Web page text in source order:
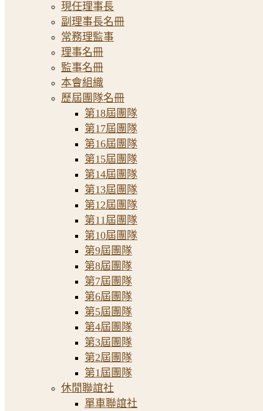
現任理事長
副理事長名冊
常務理監事
理事名冊
監事名冊
本會組織
歷屆團隊名冊
第18屆團隊
第17屆團隊
第16屆團隊
第15屆團隊
第14屆團隊
第13屆團隊
第12屆團隊
第11屆團隊
第10屆團隊
第9屆團隊
第8屆團隊
第7屆團隊
第6屆團隊
第5屆團隊
第4屆團隊
第3屆團隊
第2屆團隊
第1屆團隊
休閒聯誼社
單車聯誼社